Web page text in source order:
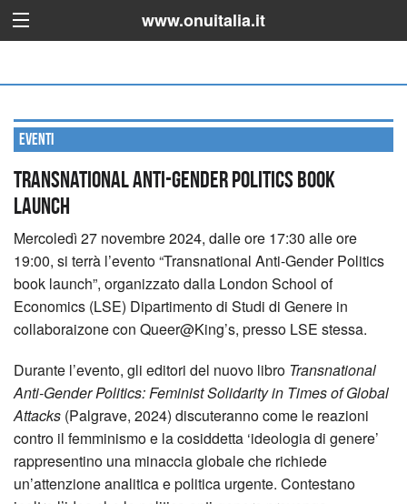
www.onuitalia.it
Eventi
Transnational Anti-Gender Politics book
launch
Mercoledì 27 novembre 2024, dalle ore 17:30 alle ore
19:00, si terrà l’evento “Transnational Anti-Gender Politics
book launch”, organizzato dalla London School of
Economics (LSE) Dipartimento di Studi di Genere in
collaboraizone con Queer@King’s, presso LSE stessa.
Durante l’evento, gli editori del nuovo libro Transnational
Anti-Gender Politics: Feminist Solidarity in Times of Global
Attacks (Palgrave, 2024) discuteranno come le reazioni
contro il femminismo e la cosiddetta ‘ideologia di genere’
rappresentino una minaccia globale che richiede
un’attenzione analitica e politica urgente. Contestano